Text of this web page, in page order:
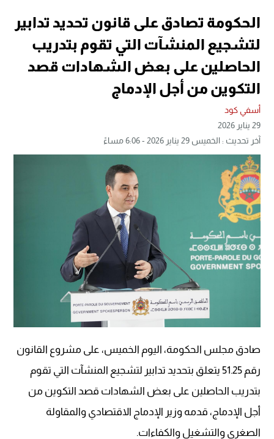
الحكومة تصادق على قانون تحديد تدابير
لتشجيع المنشآت التي تقوم بتدريب
الحاصلين على بعض الشهادات قصد
التكوين من أجل الإدماج
أسفي كود
29 يناير 2026
آخر تحديث : الخميس 29 يناير 2026 - 6:06 مساءً
صادق مجلس الحكومة، اليوم الخميس، على مشروع القانون
رقم 51.25 يتعلق بتحديد تدابير لتشجيع المنشآت التي تقوم
بتدريب الحاصلين على بعض الشهادات قصد التكوين من
أجل الإدماج، قدمه وزير الإدماج الاقتصادي والمقاولة
الصغرى والتشغيل والكفاءات.